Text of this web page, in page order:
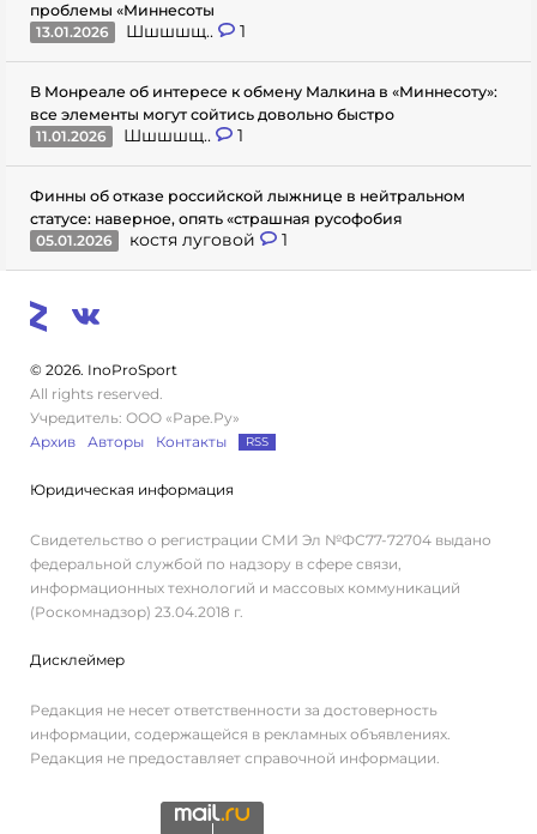
проблемы «Миннесоты
13.01.2026
Шшшшщ.. 1
В Монреале об интересе к обмену Малкина в «Миннесоту»:
все элементы могут сойтись довольно быстро
11.01.2026
Шшшшщ.. 1
Финны об отказе российской лыжнице в нейтральном
статусе: наверное, опять «страшная русофобия
05.01.2026
костя луговой 1
© 2026. InoProSport
All rights reserved.
Учредитель: ООО «Раре.Ру»
Архив
Авторы Контакты RSS
Юридическая информация
Свидетельство о регистрации СМИ Эл №ФС77-72704 выдано
федеральной службой по надзору в сфере связи,
информационных технологий и массовых коммуникаций
(Роскомнадзор) 23.04.2018 г.
Дисклеймер
Редакция не несет ответственности за достоверность
информации, содержащейся в рекламных объявлениях.
Редакция не предоставляет справочной информации.